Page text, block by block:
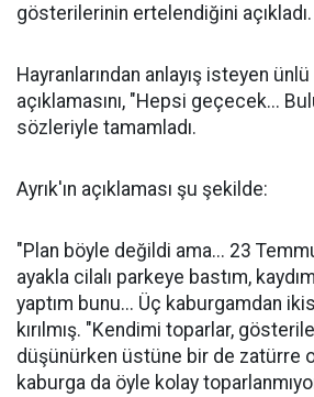
gösterilerinin ertelendiğini açıkladı.
Hayranlarından anlayış isteyen
açıklamasını, "Hepsi geçecek...
sözleriyle tamamladı.
Ayrık'ın açıklaması şu şekilde:
"Plan böyle değildi ama... 23
ayakla cilalı parkeye bastım,
yaptım bunu... Üç kaburgamdan
kırılmış. "Kendimi toparlar,
düşünürken üstüne bir de zatürre
kaburga da öyle kolay